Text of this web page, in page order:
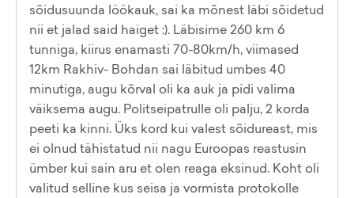
sõidusuunda löökauk, sai ka mõnest läbi sõidetud
nii et jalad said haiget :). Läbisime 260 km 6
tunniga, kiirus enamasti 70-80km/h, viimased
12km Rakhiv- Bohdan sai läbitud umbes 40
minutiga, augu kõrval oli ka auk ja pidi valima
väiksema augu. Politseipatrulle oli palju, 2 korda
peeti ka kinni. Üks kord kui valest sõidureast, mis
ei olnud tähistatud nii nagu Euroopas reastusin
ümber kui sain aru et olen reaga eksinud. Koht oli
valitud selline kus seisa ja vormista protokolle